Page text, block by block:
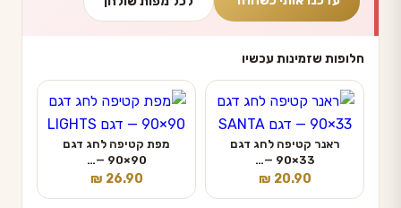
חלופות שזמינות עכשיו
ראנר קטיפה לחג דגם
33×90 —…
₪ 20.90
מפת קטיפה לחג דגם
90×90 —…
₪ 26.90